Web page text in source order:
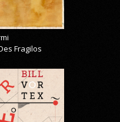
Fragilos